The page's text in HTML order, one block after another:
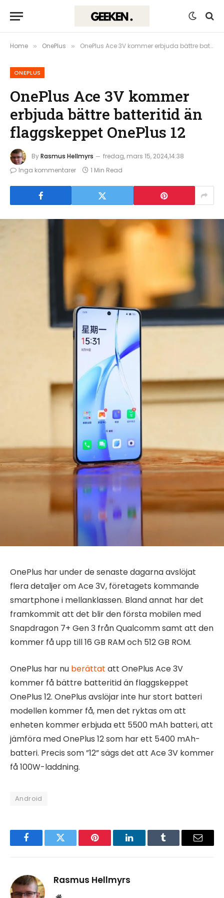
Home » OnePlus » OnePlus Ace 3V kommer erbjuda bättre batteritid än flaggskeppet OnePlus 12
ONEPLUS
OnePlus Ace 3V kommer
erbjuda bättre batteritid än
flaggskeppet OnePlus 12
ByRasmus Hellmyrs
fredag, mars 15, 2024,14:38
Inga kommentarer
1 Min Read
OnePlus har under de senaste dagarna avslöjat
flera detaljer om Ace 3V, företagets kommande
smartphone i mellanklassen. Bland annat har det
framkommit att det blir den första mobilen med
Snapdragon 7+ Gen 3 från Qualcomm samt att den
kommer få upp till 16 GB RAM och 512 GB ROM.
OnePlus har nu berättat att OnePlus Ace 3V
kommer få bättre batteritid än flaggskeppet
OnePlus 12. OnePlus avslöjar inte hur stort batteri
modellen kommer få, men det ryktas om att
enheten kommer erbjuda ett 5500 mAh batteri, att
jämföra med OnePlus 12 som har ett 5400 mAh-
batteri. Precis som ”12” sägs det att Ace 3V kommer
få 100W-laddning.
Android
FacebookTwitter Pinterest LinkedInTumblr Email
Rasmus Hellmyrs
Website